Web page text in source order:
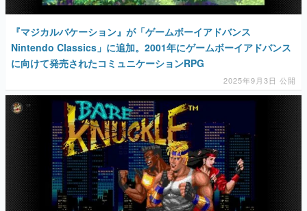
『マジカルバケーション』が「ゲームボーイアドバンス
Nintendo Classics」に追加。2001年にゲームボーイアドバンス
に向けて発売されたコミュニケーションRPG
2025年9月3日 公開